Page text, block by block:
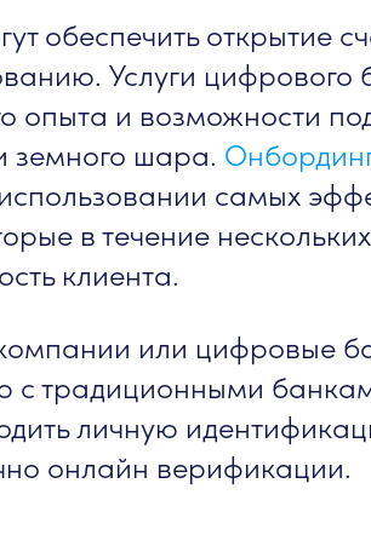
обеспечить открытие
Услуги цифрового
опыта и возможности
земного шара.
самых
в течение
клиента.
или цифровые
с традиционными
личную
онлайн верификации.